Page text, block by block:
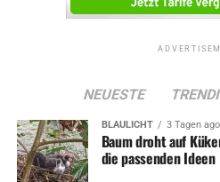
NEUESTE
BLAULICHT 3 Tagen ago
Baum droht auf
die passenden Ideen